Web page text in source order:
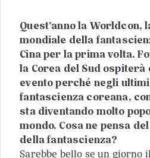
Quest’anno la Worldcon,
mondiale della
Cina per la prima volta.
la Corea del Sud
evento perché negli
fantascienza coreana,
sta diventando molto
mondo. Cosa ne pensa
della fantascienza?
Sarebbe bello se un giorno